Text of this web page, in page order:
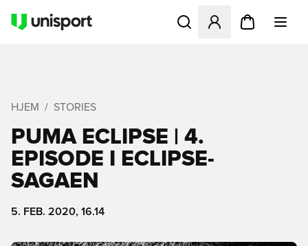
Åbner en Modal til at
HJEM STORIES
PUMA ECLIPSE | 4.
EPISODE I ECLIPSE-
SAGAEN
5. FEB. 2020, 16.14